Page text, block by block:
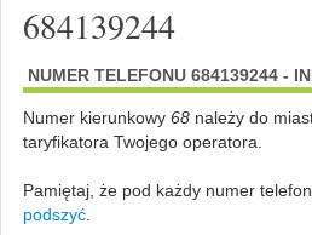
684139244
NUMER TELEFONU 684139244 -
Numer kierunkowy 68należy do
taryfikatora Twojego operatora.
Pamiętaj, że pod każdy numer
podszyć.